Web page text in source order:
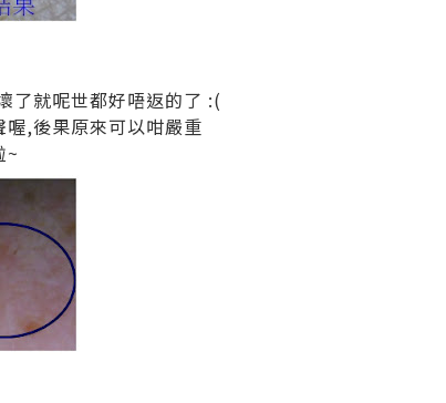
了就呢世都好唔返的了 :(
,後果原來可以咁嚴重
~